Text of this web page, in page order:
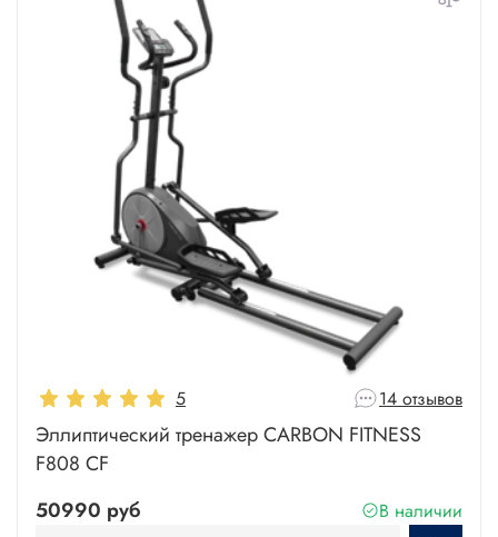
5 14 отзывов
Эллиптический тренажер CARBON FITNESS
F808 CF
50990 руб
В наличии